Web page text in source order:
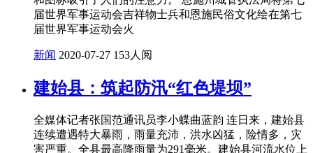
届世界军事运动会吉祥物士兵和恩施民俗文化绘在第七
届世界军事运动会火
新闻 2020-07-27 153人阅
建始县：筑起防汛“红色堤坝”
全媒体记者张国范通讯员李小蝶曲蓝韵 连日来，建始县
连续遭遇特大暴雨，雨量充沛，洪水凶猛，险情多，灾
害严重。全县最高降雨量为291毫米。建始县河流水位上